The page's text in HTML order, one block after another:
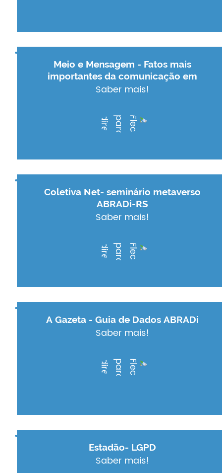
Meio e Mensagem - Fatos mais
importantes da comunicação em
Saber mais!
Coletiva Net- seminário metaverso
ABRADi-RS
Saber mais!
A Gazeta - Guia de Dados ABRADi
Saber mais!
Estadão- LGPD
Saber mais!